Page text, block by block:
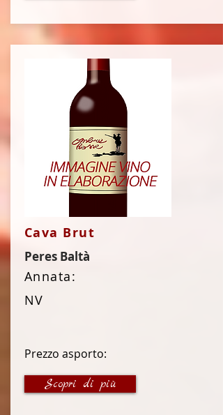
Cava Brut
Peres Baltà
Annata:
NV
Prezzo asporto:
14 €Scopri di più